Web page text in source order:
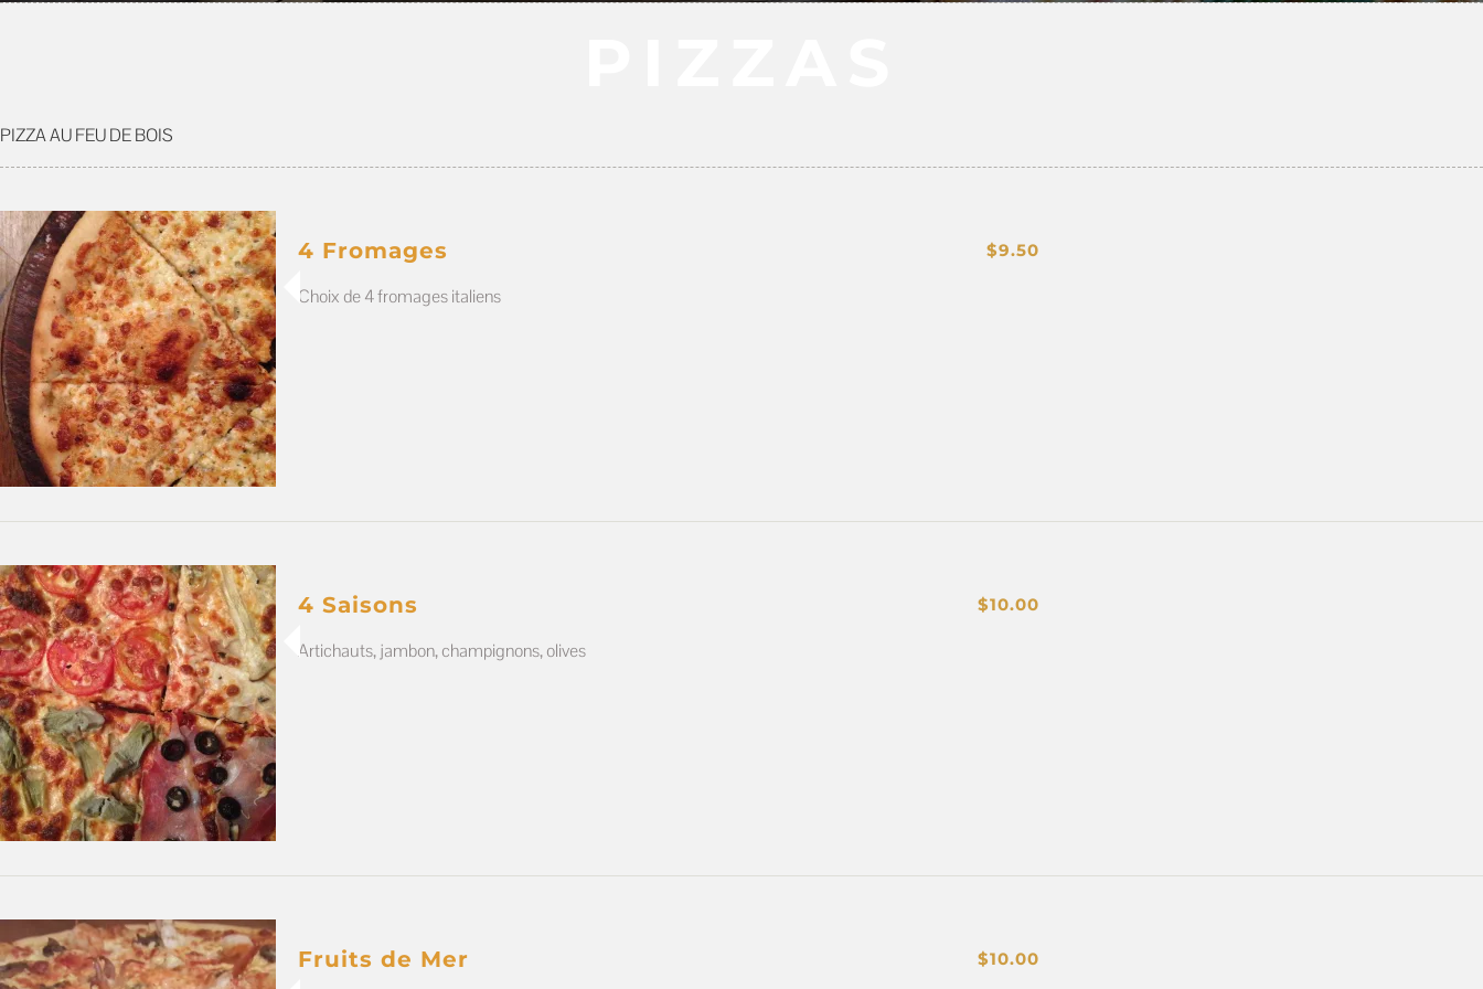
PIZZA AU FEU DE BOIS
4 Fromages $9.50
Choix de 4 fromages italiens
4 Saisons $10.00
Artichauts, jambon, champignons, olives
Fruits de Mer $10.00